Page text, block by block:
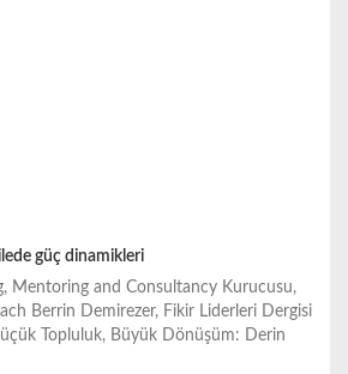
güç dinamikleri
Mentoring and Consultancy Kurucusu,
Berrin Demirezer, Fikir Liderleri Dergisi
Topluluk, Büyük Dönüşüm: Derin